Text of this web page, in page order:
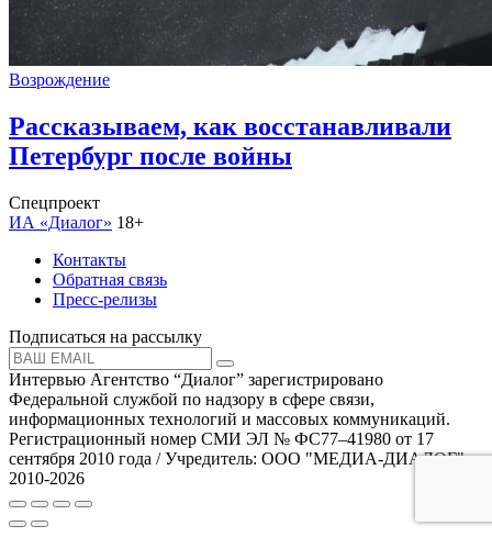
Возрождение
Рассказываем, как восстанавливали
Петербург после войны
Спецпроект
ИА «Диалог» 18+
Контакты
Обратная связь
Пресс-релизы
Подписаться на рассылку
Интервью Агентство “Диалог” зарегистрировано
Федеральной службой по надзору в сфере связи,
информационных технологий и массовых коммуникаций.
Регистрационный номер СМИ ЭЛ № ФС77–41980 от 17
сентября 2010 года / Учредитель: ООО "МЕДИА-ДИАЛОГ"
2010-2026